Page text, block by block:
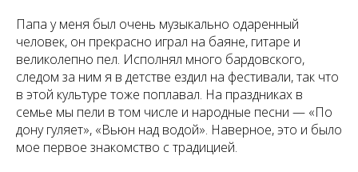
Папа у меня был очень музыкально одаренный
человек, он прекрасно играл на баяне, гитаре и
великолепно пел. Исполнял много бардовского,
следом за ним я в детстве ездил на фестивали, так что
в этой культуре тоже поплавал. На праздниках в
семье мы пели в том числе и народные песни — «По
дону гуляет», «Вьюн над водой». Наверное, это и было
мое первое знакомство с традицией.